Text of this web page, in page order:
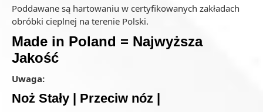
Poddawane są hartowaniu w certyfikowanych zakładach
obróbki cieplnej na terenie Polski.
Made in Poland = Najwyższa
Jakość
Uwaga:
Noż Stały | Przeciw nóz |